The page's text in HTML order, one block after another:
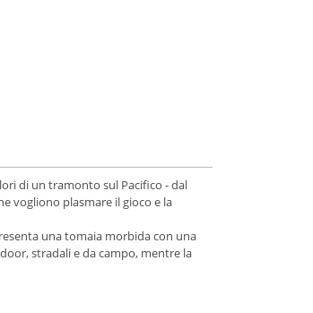
di un tramonto sul Pacifico - dal
vogliono plasmare il gioco e la
una tomaia morbida con una
stradali e da campo, mentre la